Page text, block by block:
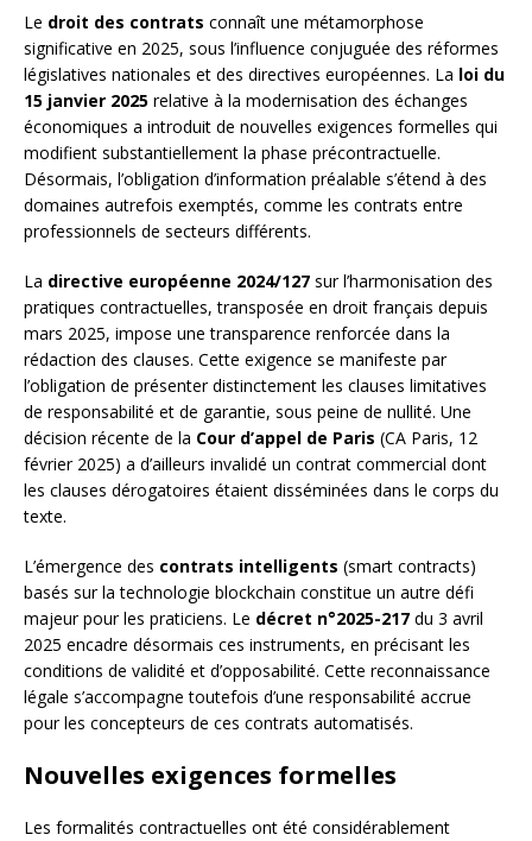
Le droit des contrats connaît une métamorphose
significative en 2025, sous l’influence conjuguée des réformes
législatives nationales et des directives européennes. La loi du
15 janvier 2025 relative à la modernisation des échanges
économiques a introduit de nouvelles exigences formelles qui
modifient substantiellement la phase précontractuelle.
Désormais, l’obligation d’information préalable s’étend à des
domaines autrefois exemptés, comme les contrats entre
professionnels de secteurs différents.
La directive européenne 2024/127 sur l’harmonisation des
pratiques contractuelles, transposée en droit français depuis
mars 2025, impose une transparence renforcée dans la
rédaction des clauses. Cette exigence se manifeste par
l’obligation de présenter distinctement les clauses limitatives
de responsabilité et de garantie, sous peine de nullité. Une
décision récente de la Cour d’appel de Paris (CA Paris, 12
février 2025) a d’ailleurs invalidé un contrat commercial dont
les clauses dérogatoires étaient disséminées dans le corps du
texte.
L’émergence des contrats intelligents (smart contracts)
basés sur la technologie blockchain constitue un autre défi
majeur pour les praticiens. Le décret n°2025-217 du 3 avril
2025 encadre désormais ces instruments, en précisant les
conditions de validité et d’opposabilité. Cette reconnaissance
légale s’accompagne toutefois d’une responsabilité accrue
pour les concepteurs de ces contrats automatisés.
Nouvelles exigences formelles
Les formalités contractuelles ont été considérablement